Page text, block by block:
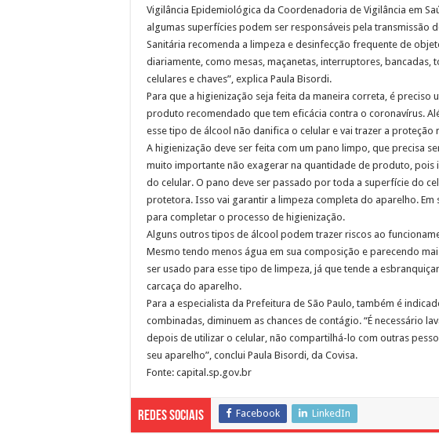
Vigilância Epidemiológica da Coordenadoria de Vigilância em
algumas superfícies podem ser responsáveis pela transmissão
Sanitária recomenda a limpeza e desinfecção frequente de
diariamente, como mesas, maçanetas, interruptores, bancadas,
celulares e chaves”, explica Paula Bisordi.
Para que a higienização seja feita da maneira correta, é preciso
produto recomendado que tem eficácia contra o coronavírus.
esse tipo de álcool não danifica o celular e vai trazer a proteção
A higienização deve ser feita com um pano limpo, que precisa
muito importante não exagerar na quantidade de produto,
do celular. O pano deve ser passado por toda a superfície do
protetora. Isso vai garantir a limpeza completa do aparelho. Em
para completar o processo de higienização.
Alguns outros tipos de álcool podem trazer riscos ao
Mesmo tendo menos água em sua composição e parecendo
ser usado para esse tipo de limpeza, já que tende a
carcaça do aparelho.
Para a especialista da Prefeitura de São Paulo, também é
combinadas, diminuem as chances de contágio. “É necessário
depois de utilizar o celular, não compartilhá-lo com outras
seu aparelho”, conclui Paula Bisordi, da Covisa.
Fonte: capital.sp.gov.br
Redes Sociais Facebook LinkedIn